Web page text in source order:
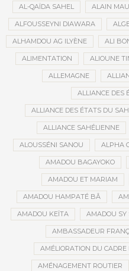
AL-QAÏDA SAHEL ALAIN
ALFOUSSEYNI DIAWARA
ALHAMDOU AG ILYÈNE ALI
ALIMENTATION ALIOUNE
ALLEMAGNE
ALLIANCE DES
ALLIANCE DES ÉTATS DU
ALLIANCE SAHÉLIENNE
ALOUSSÉNI SANOU ALPHA
AMADOU BAGAYOKO
AMADOU ET MARIAM
AMADOU HAMPATÉ BÂ
AMADOU KEÏTA AMADOU SY
AMBASSADEUR
AMÉLIORATION DU CADRE
AMÉNAGEMENT ROUTIER